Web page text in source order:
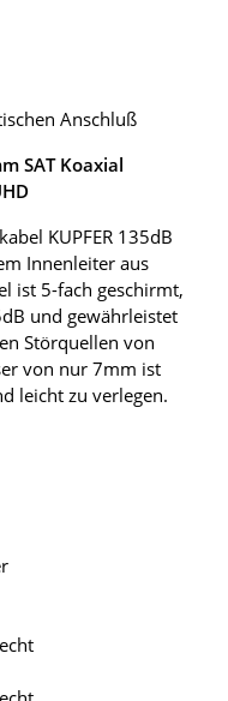
Anschluß
SAT Koaxial
KUPFER 135dB
Innenleiter aus
ist 5-fach geschirmt,
und gewährleistet
Störquellen von
von nur 7mm ist
leicht zu verlegen.